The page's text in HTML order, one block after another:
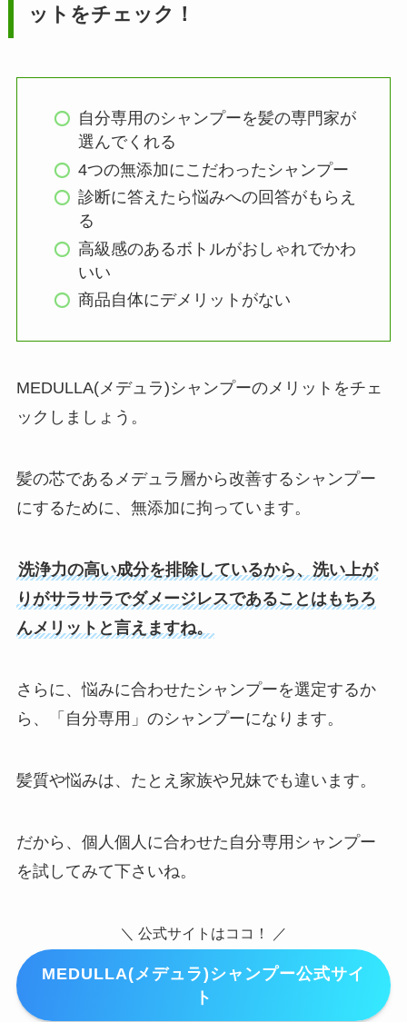
ットをチェック！
自分専用のシャンプーを髪の専門家が
選んでくれる
4つの無添加にこだわったシャンプー
診断に答えたら悩みへの回答がもらえ
る
高級感のあるボトルがおしゃれでかわ
いい
商品自体にデメリットがない
MEDULLA(メデュラ)シャンプーのメリットをチェ
ックしましょう。
髪の芯であるメデュラ層から改善するシャンプー
にするために、無添加に拘っています。
洗浄力の高い成分を排除しているから、洗い上が
りがサラサラでダメージレスであることはもちろ
んメリットと言えますね。
さらに、悩みに合わせたシャンプーを選定するか
ら、「自分専用」のシャンプーになります。
髪質や悩みは、たとえ家族や兄妹でも違います。
だから、個人個人に合わせた自分専用シャンプー
を試してみて下さいね。
＼ 公式サイトはココ！ ／
MEDULLA(メデュラ)シャンプー公式サイ
ト